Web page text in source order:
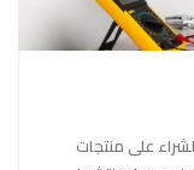
على منتجات